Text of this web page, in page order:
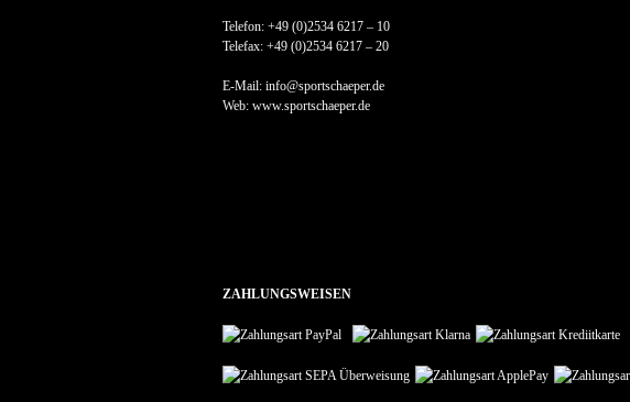
Telefon: +49 (0)2534 6217 – 10
Telefax: +49 (0)2534 6217 – 20
E-Mail: info@sportschaeper.de
Web: www.sportschaeper.de
ZAHLUNGSWEISEN